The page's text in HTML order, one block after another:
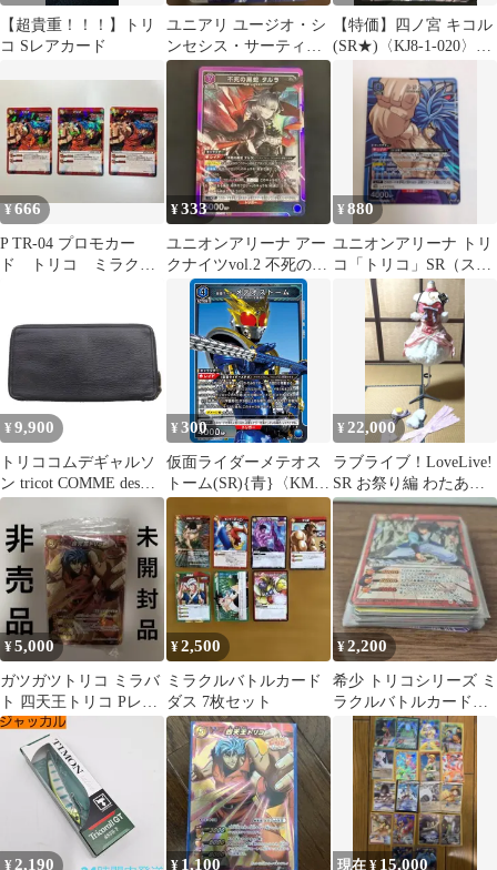
【超貴重！！！】トリ
コ Sレアカード
ユニアリ ユージオ・シ
ンセシス・サーティツ
ー パラレル SR★★ 星2
【特価】四ノ宮 キコル
(SR★)〈KJ8-1-020〉
ニオンアリーナ パラレ
¥666
P TR-04 プロモカー
ド トリコ ミラクル
¥333
ユニオンアリーナ アー
クナイツvol.2 不死の黒
蛇 タルラ SR
¥880
ユニオンアリーナ トリ
コ「トリコ」SR（スー
パーレア） 青
¥ 9,900
トリココムデギャルソ
ン tricot COMME des
GARCONS 長財布 小銭
入れあり 黒 ブラック
¥300
仮面ライダーメテオス
トーム(SR){青}〈KMR-
2-039〉[EX12BT]ユニ
オンアリーナ
¥ 22,000
ラブライブ！LoveLive!
SR お祭り編 わたあめ
覚醒 南ことりコスプレ
¥5,000
ガツガツトリコ ミラバ
ト 四天王トリコ Pレア
カード 未開封品 非売品
¥2,500
ミラクルバトルカード
ダス 7枚セット
¥2,200
希少 トリコシリーズ ミ
ラクルバトルカードダ
ス ミラバト まとめ売り
引退品
¥2,190 ¥ 1,100 現在 ¥ 15,000